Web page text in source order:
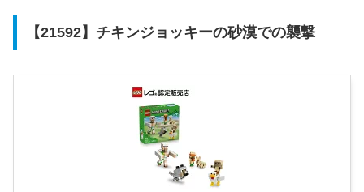
【21592】チキンジョッキーの砂漠での襲撃